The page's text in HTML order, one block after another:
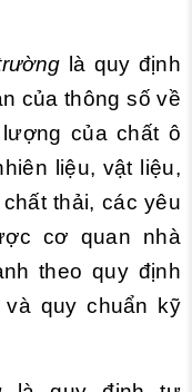
là quy định
của thông số về
của chất ô
liệu, vật liệu,
thải, các yêu
cơ quan nhà
theo quy định
quy chuẩn kỹ